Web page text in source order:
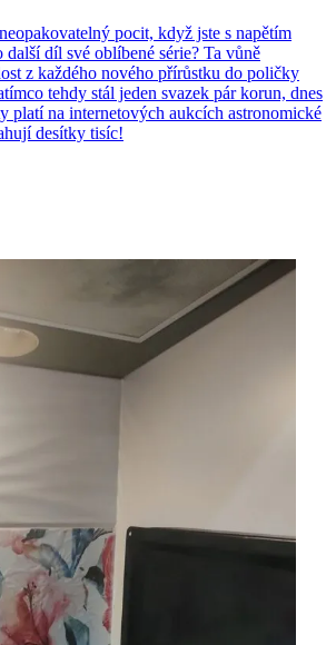
pocit, když jste s napětím
díl své oblíbené série? Ta vůně
z každého nového přírůstku do poličky
tehdy stál jeden svazek pár korun, dnes
platí na internetových aukcích astronomické
desítky tisíc!